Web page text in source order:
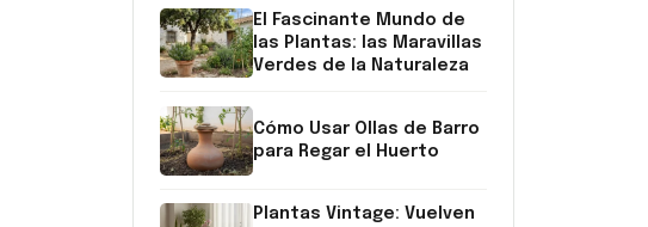
El Fascinante Mundo de
las Plantas: las Maravillas
Verdes de la Naturaleza
Cómo Usar Ollas de Barro
para Regar el Huerto
Plantas Vintage: Vuelven